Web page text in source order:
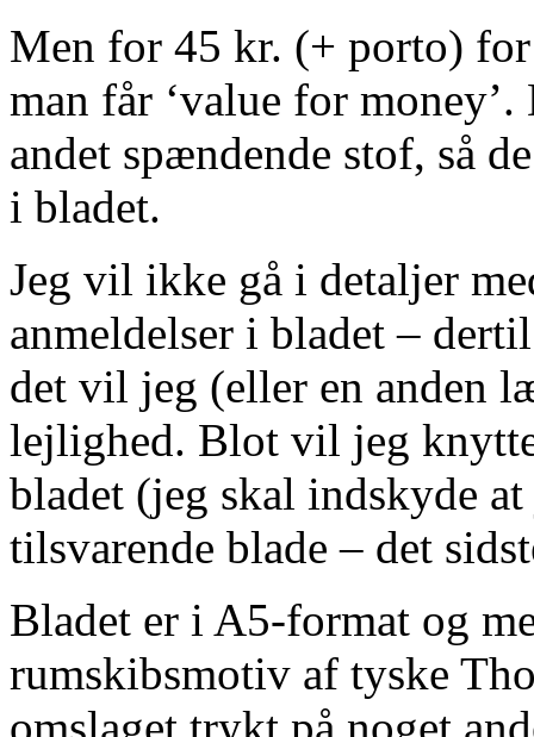
Men for 45 kr. (+ porto)
man får ‘value for
andet spændende stof, så
i bladet.
Jeg vil ikke gå i detaljer
anmeldelser i bladet –
det vil jeg (eller en anden
lejlighed. Blot vil jeg
bladet (jeg skal indskyde
tilsvarende blade – det
Bladet er i A5-format og
rumskibsmotiv af tyske
omslaget trykt på noget